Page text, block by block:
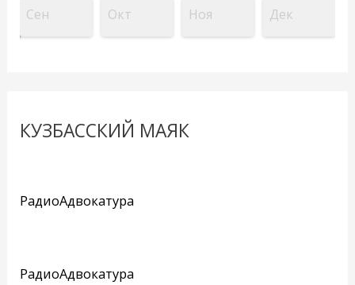
Сен Окт Ноя Дек
КУЗБАССКИЙ МАЯК
РадиоАдвокатура
РадиоАдвокатура